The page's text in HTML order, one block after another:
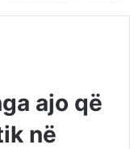
ajo që
në